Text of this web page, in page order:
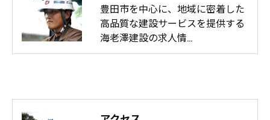
豊田市を中心に、地域に密着した
高品質な建設サービスを提供する
海老澤建設の求人情…